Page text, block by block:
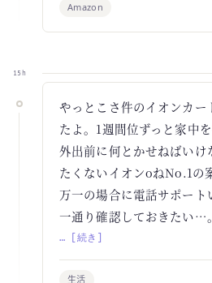
Amazon
15h
やっとこさ件のイオンカ
たよ。1週間位ずっと家中
外出前に何とかせねばいけ
たくないイオンoねNo.1の
万一の場合に電話サポート
一通り確認しておきたい…。
… [続き]
生活